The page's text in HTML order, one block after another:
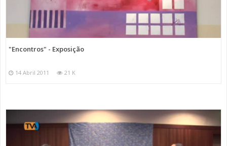
"Encontros" - Exposição
14 Abril 2011 21 K